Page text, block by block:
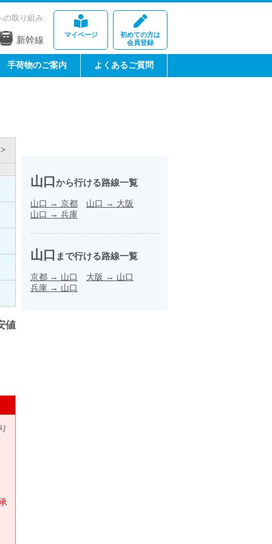
マイページ
初めての方は
会員登録
の取り組み
新幹線
手荷物のご案内 よくあるご質問
値
山口から行ける路線一覧
山口 → 京都 山口 → 大阪
山口 → 兵庫
山口 まで行ける路線一覧
京都 → 山口 大阪 → 山口
兵庫 → 山口